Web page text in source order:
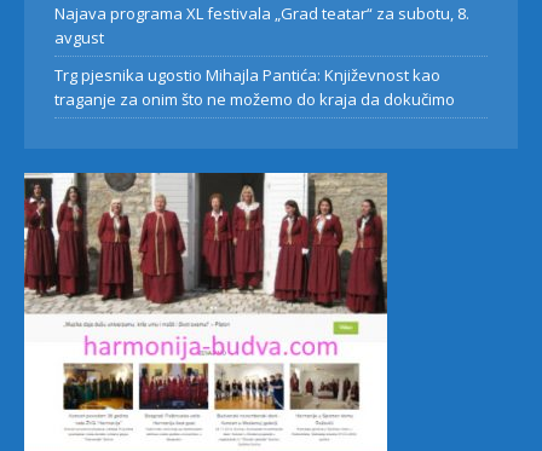
Najava programa XL festivala „Grad teatar“ za subotu, 8.
avgust
Trg pjesnika ugostio Mihajla Pantića: Književnost kao
traganje za onim što ne možemo do kraja da dokučimo